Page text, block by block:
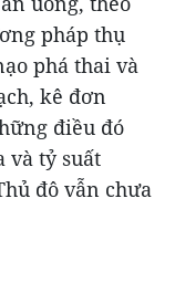
pháp thụ
phá thai và
kê đơn
điều đó
và tỷ suất
đô vẫn chưa